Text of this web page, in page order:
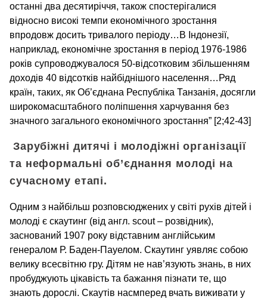
останні два десятиріччя, також спостерігалися
відносно високі темпи економічного зростання
впродовж досить тривалого періоду…В Індонезії,
наприклад, економічне зростання в період 1976-1986
років супроводжувалося 50-відсотковим збільшенням
доходів 40 відсотків найбіднішого населення…Ряд
країн, таких, як Об’єднана Республіка Танзанія, досягли
широкомасштабного поліпшення харчування без
значного загального економічного зростання” [2;42-43]
Зарубіжні дитячі і молодіжні організації
та неформальні об’єднання молоді на
сучасному етапі.
Одним з найбільш розповсюджених у світі рухів дітей і
молоді є скаутинг (від англ. scout – розвідник),
заснований 1907 року відставним англійським
генералом Р. Баден-Пауелом. Скаутинг уявляє собою
велику всесвітню гру. Дітям не нав’язують знань, в них
пробуджують цікавість та бажання пізнати те, що
знають дорослі. Скаутів насмперед вчать виживати у